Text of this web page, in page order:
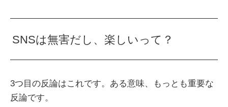
SNSは無害だし、楽しいって？
3つ目の反論はこれです。ある意味、もっとも重要な
反論です。